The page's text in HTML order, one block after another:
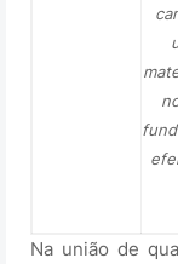
Na união de